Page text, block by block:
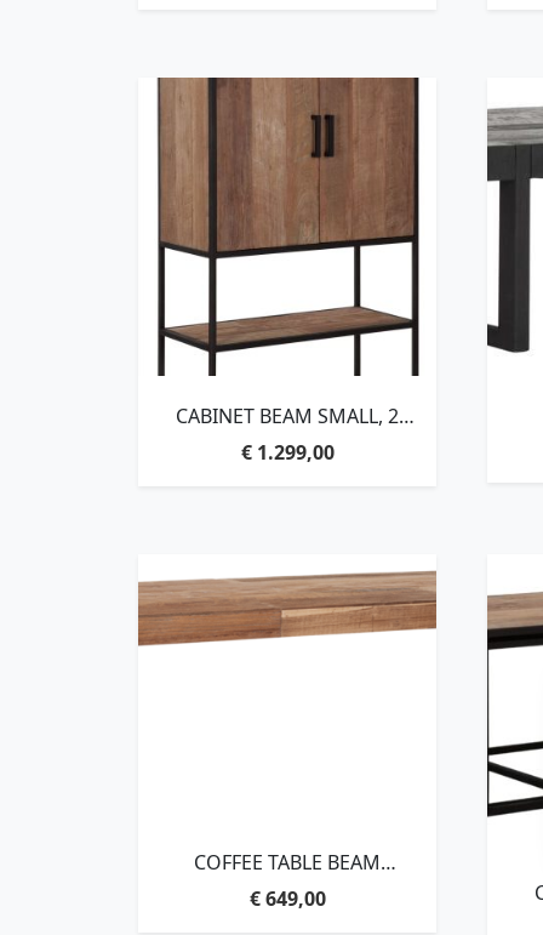
CABINET BEAM SMALL, 2
DOORS, OPEN RACK,140X90X40
CM, RECYCLED TEAKWOOD
€1.299,00
COFFEE TABLE BEAM
RECTANGULAR,35X150X50 CM, 6
CM RECYCLED TEAKWOOD TOP
€649,00